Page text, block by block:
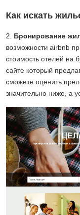
Как искать
2. Бронирование
возможности airbnb
стоимость отелей на
сайте который
сможете оценить
значительно ниже, а